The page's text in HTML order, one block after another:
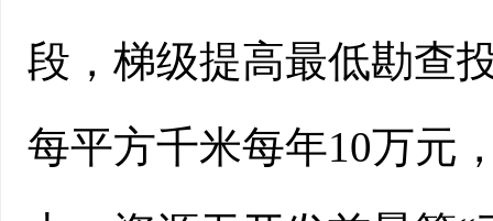
段，梯级提高最低勘查
每平方千米每年10万元